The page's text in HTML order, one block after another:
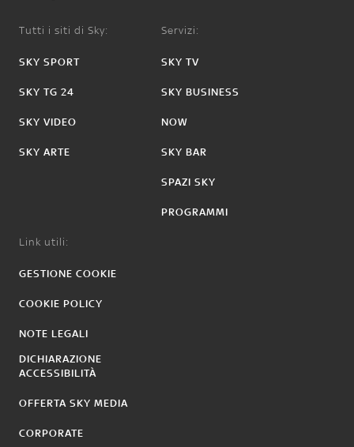
Tutti i siti di Sky:
SKY SPORT
SKY TG 24
SKY VIDEO
SKY ARTE
Servizi:
SKY TV
SKY BUSINESS
NOW
SKY BAR
SPAZI SKY
PROGRAMMI
Link utili:
GESTIONE COOKIE
COOKIE POLICY
NOTE LEGALI
DICHIARAZIONE
ACCESSIBILITÀ
OFFERTA SKY MEDIA
CORPORATE